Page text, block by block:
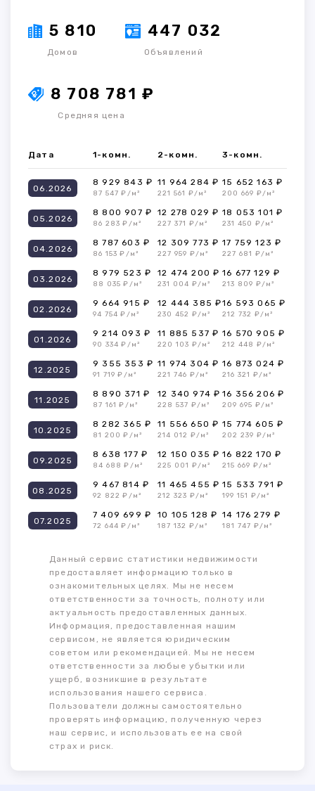
5 810
Домов
447 032
Объявлений
8 708 781 ₽
Средняя цена
Дата 1-комн. 2-комн. 3-комн.
06.2026
8 929 843 ₽
87 547 ₽/м²
11 964 284 ₽
221 561 ₽/м²
15 652 163 ₽
200 669 ₽/м²
05.2026
8 800 907 ₽
86 283 ₽/м²
12 278 029 ₽
227 371 ₽/м²
18 053 101 ₽
231 450 ₽/м²
04.2026
8 787 603 ₽
86 153 ₽/м²
12 309 773 ₽
227 959 ₽/м²
17 759 123 ₽
227 681 ₽/м²
03.2026
8 979 523 ₽
88 035 ₽/м²
12 474 200 ₽
231 004 ₽/м²
16 677 129 ₽
213 809 ₽/м²
02.2026
9 664 915 ₽
94 754 ₽/м²
12 444 385 ₽
230 452 ₽/м²
16 593 065 ₽
212 732 ₽/м²
01.2026
9 214 093 ₽
90 334 ₽/м²
11 885 537 ₽
220 103 ₽/м²
16 570 905 ₽
212 448 ₽/м²
12.2025
9 355 353 ₽
91 719 ₽/м²
11 974 304 ₽
221 746 ₽/м²
16 873 024 ₽
216 321 ₽/м²
11.2025
8 890 371 ₽
87 161 ₽/м²
12 340 974 ₽
228 537 ₽/м²
16 356 206 ₽
209 695 ₽/м²
10.2025
8 282 365 ₽
81 200 ₽/м²
11 556 650 ₽
214 012 ₽/м²
15 774 605 ₽
202 239 ₽/м²
09.2025
8 638 177 ₽
84 688 ₽/м²
12 150 035 ₽
225 001 ₽/м²
16 822 170 ₽
215 669 ₽/м²
08.2025
9 467 814 ₽
92 822 ₽/м²
11 465 455 ₽
212 323 ₽/м²
15 533 791 ₽
199 151 ₽/м²
07.2025
7 409 699 ₽
72 644 ₽/м²
10 105 128 ₽
187 132 ₽/м²
14 176 279 ₽
181 747 ₽/м²
Данный сервис статистики недвижимости
предоставляет информацию только в
ознакомительных целях. Мы не несем
ответственности за точность, полноту или
актуальность предоставленных данных.
Информация, предоставленная нашим
сервисом, не является юридическим
советом или рекомендацией. Мы не несем
ответственности за любые убытки или
ущерб, возникшие в результате
использования нашего сервиса.
Пользователи должны самостоятельно
проверять информацию, полученную через
наш сервис, и использовать ее на свой
страх и риск.